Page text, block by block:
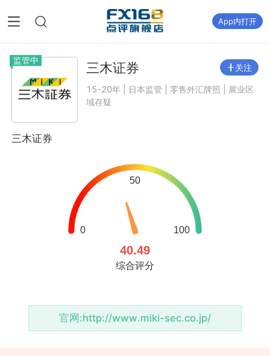
App内打开
监管中 三木证券 关注
15-20年 | 日本监管 | 零售外汇牌照 | 展业区
域存疑
三木证券
官网:http://www.miki-sec.co.jp/